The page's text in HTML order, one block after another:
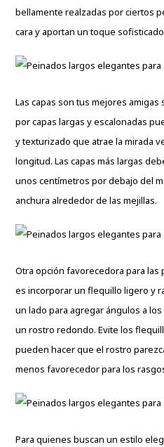
bellamente realzadas por ciertos
cara y aportan un toque
Las capas son tus mejores
por capas largas y escalonadas
y texturizado que atrae la mirada
longitud. Las capas más largas
unos centímetros por debajo del
anchura alrededor de las mejillas.
Otra opción favorecedora para
es incorporar un flequillo ligero y
un lado para agregar ángulos a
un rostro redondo. Evite los
pueden hacer que el rostro
menos favorecedor para los
Para quienes buscan un estilo